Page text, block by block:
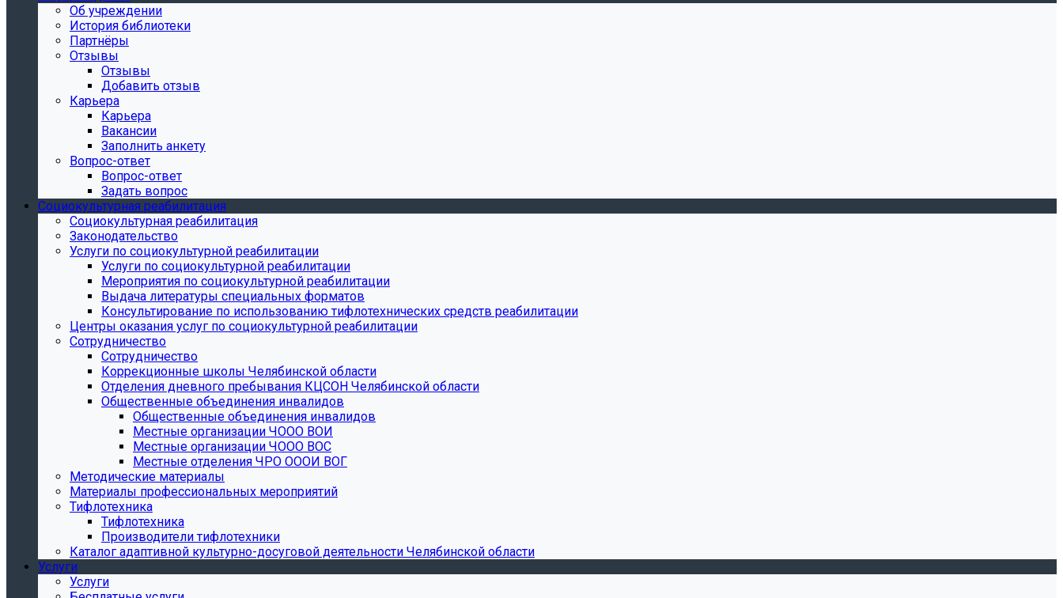
Об учреждении
История библиотеки
Партнёры
Отзывы
Отзывы
Добавить отзыв
Карьера
Карьера
Вакансии
Заполнить анкету
Вопрос-ответ
Вопрос-ответ
Задать вопрос
Социокультурная реабилитация
Социокультурная реабилитация
Законодательство
Услуги по социокультурной реабилитации
Услуги по социокультурной реабилитации
Мероприятия по социокультурной реабилитации
Выдача литературы специальных форматов
Консультирование по использованию тифлотехнических средств реабилитации
Центры оказания услуг по социокультурной реабилитации
Сотрудничество
Сотрудничество
Коррекционные школы Челябинской области
Отделения дневного пребывания КЦСОН Челябинской области
Общественные объединения инвалидов
Общественные объединения инвалидов
Местные организации ЧООО ВОИ
Местные организации ЧООО ВОС
Местные отделения ЧРО ОООИ ВОГ
Методические материалы
Материалы профессиональных мероприятий
Тифлотехника
Тифлотехника
Производители тифлотехники
Каталог адаптивной культурно-досуговой деятельности Челябинской области
Услуги
Услуги